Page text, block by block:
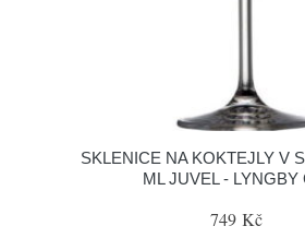
SKLENICE NA KOKTEJLY V
ML JUVEL - LYNGBY
749 Kč